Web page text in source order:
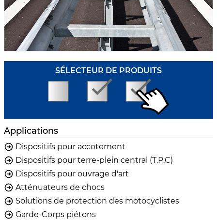
SÉLECTEUR DE PRODUITS
Applications
Dispositifs pour accotement
Dispositifs pour terre-plein central (T.P.C)
Dispositifs pour ouvrage d'art
Atténuateurs de chocs
Solutions de protection des motocyclistes
Garde-Corps piétons